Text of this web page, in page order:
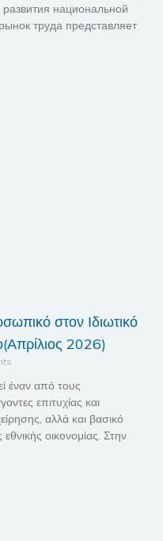
национальной
труда представляет
στον Ιδιωτικό
2026)
έναν από τους
επιτυχίας και
αλλά και βασικό
οικονομίας. Στην